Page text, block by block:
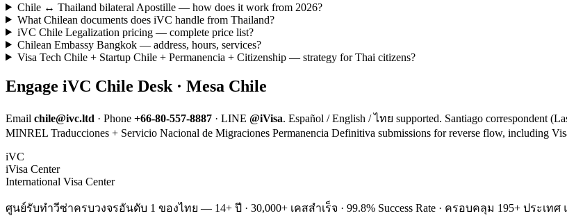
Chile ↔ Thailand bilateral Apostille — how does it work from 2026?
What Chilean documents does iVC handle from Thailand?
iVC Chile Legalization pricing — complete price list?
Chilean Embassy Bangkok — address, hours, services?
Visa Tech Chile + Startup Chile + Permanencia + Citizenship — strategy for Thai citizens?
Engage iVC Chile Desk · Mesa Chile
Email chile@ivc.ltd · Phone +66-80-557-8887 · LINE @iVisa. Español / English / ไทย supported. Santiago correspondent
MINREL Traducciones + Servicio Nacional de Migraciones Permanencia Definitiva submissions for reverse flow, including
iVC
iVisa Center
International Visa Center
ศูนย์รับทำวีซ่าครบวงจรอันดับ 1 ของไทย — 14+ ปี · 30,000+ เคสสำเร็จ · 99.8% Success Rate · ครอบคลุม 195+ ประเท